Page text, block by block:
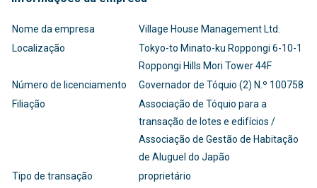
Nome da empresa
Village House Management Ltd.
Localização
Tokyo-to Minato-ku Roppongi 6-10-1
Roppongi Hills Mori Tower 44F
Número de licenciamento
Governador de Tóquio (2) N.º 100758
Filiação
Associação de Tóquio para a
transação de lotes e edifícios /
Associação de Gestão de Habitação
de Aluguel do Japão
Tipo de transação
proprietário